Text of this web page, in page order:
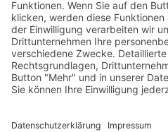
© Regionalverband
byTZ Marketing
Mobile Menu Toggle
Home
News
Termine
Präsidium